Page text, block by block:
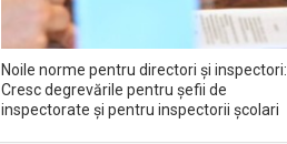
Noile norme pentru directori și inspectori:
Cresc degrevările pentru șefii de
inspectorate și pentru inspectorii școlari